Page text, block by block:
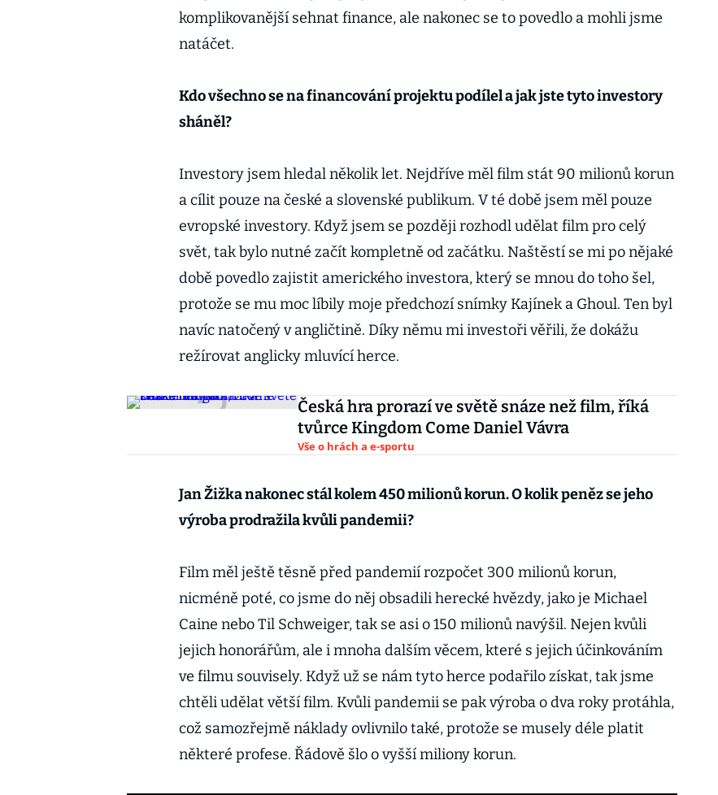
komplikovanější sehnat finance, ale nakonec se to povedlo a mohli jsme
natáčet.
Kdo všechno se na financování projektu podílel a jak jste tyto investory
sháněl?
Investory jsem hledal několik let. Nejdříve měl film stát 90 milionů korun
a cílit pouze na české a slovenské publikum. V té době jsem měl pouze
evropské investory. Když jsem se později rozhodl udělat film pro celý
svět, tak bylo nutné začít kompletně od začátku. Naštěstí se mi po nějaké
době povedlo zajistit amerického investora, který se mnou do toho šel,
protože se mu moc líbily moje předchozí snímky Kajínek a Ghoul. Ten byl
navíc natočený v angličtině. Díky němu mi investoři věřili, že dokážu
režírovat anglicky mluvící herce.
Česká hra prorazí ve světě snáze než film, říká
tvůrce Kingdom Come Daniel Vávra
Vše o hrách a e-sportu
Jan Žižka nakonec stál kolem 450 milionů korun. O kolik peněz se jeho
výroba prodražila kvůli pandemii?
Film měl ještě těsně před pandemií rozpočet 300 milionů korun,
nicméně poté, co jsme do něj obsadili herecké hvězdy, jako je Michael
Caine nebo Til Schweiger, tak se asi o 150 milionů navýšil. Nejen kvůli
jejich honorářům, ale i mnoha dalším věcem, které s jejich účinkováním
ve filmu souvisely. Když už se nám tyto herce podařilo získat, tak jsme
chtěli udělat větší film. Kvůli pandemii se pak výroba o dva roky protáhla,
což samozřejmě náklady ovlivnilo také, protože se musely déle platit
některé profese. Řádově šlo o vyšší miliony korun.